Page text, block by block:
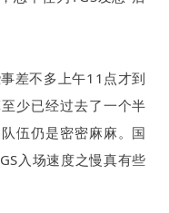
差不多上午11 点才到
少已经过去了一个半
伍仍是密密麻麻。国
入场速度之慢真有些